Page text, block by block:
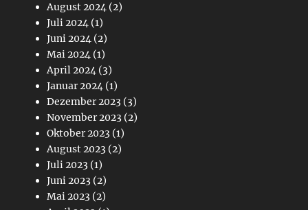
August 2024 (2)
Juli 2024 (1)
Juni 2024 (2)
Mai 2024 (1)
April 2024 (3)
Januar 2024 (1)
Dezember 2023 (3)
November 2023 (2)
Oktober 2023 (1)
August 2023 (2)
Juli 2023 (1)
Juni 2023 (2)
Mai 2023 (2)